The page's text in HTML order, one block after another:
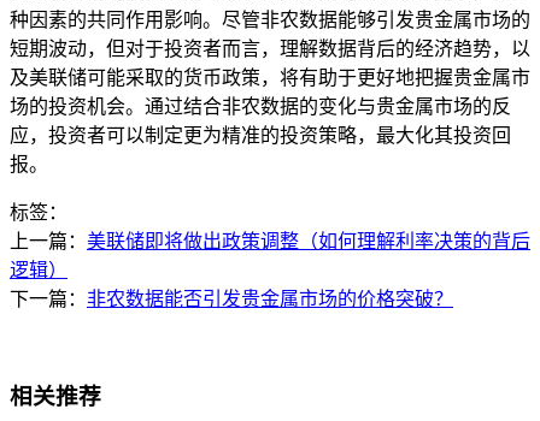
种因素的共同作用影响。尽管非农数据能够引发贵金属市场的
短期波动，但对于投资者而言，理解数据背后的经济趋势，以
及美联储可能采取的货币政策，将有助于更好地把握贵金属市
场的投资机会。通过结合非农数据的变化与贵金属市场的反
应，投资者可以制定更为精准的投资策略，最大化其投资回
报。
标签：
上一篇： 美联储即将做出政策调整（如何理解利率决策的背后
逻辑）
下一篇： 非农数据能否引发贵金属市场的价格突破？
相关推荐